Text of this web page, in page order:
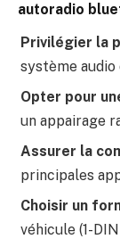
autoradio
Privilégier la
système
Opter pour
un appairage
Assurer la
principales
Choisir un
véhicule (1-